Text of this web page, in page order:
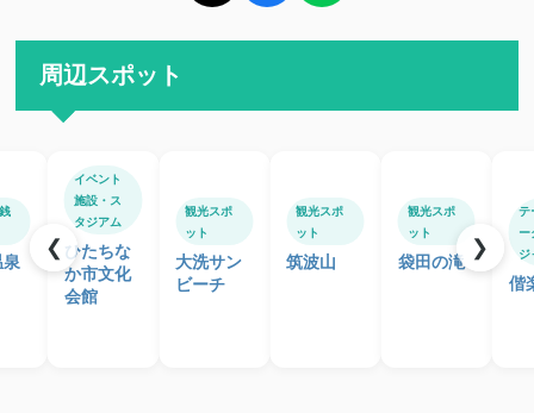
周辺スポット
イベント
施設・ス
タジアム
ひたちな
か市文化
会館
観光スポ
ット
大洗サン
ビーチ
観光スポ
ット
筑波山
観光スポ
ット
袋田の滝
テ
ー
ジ
偕
❮ ❯